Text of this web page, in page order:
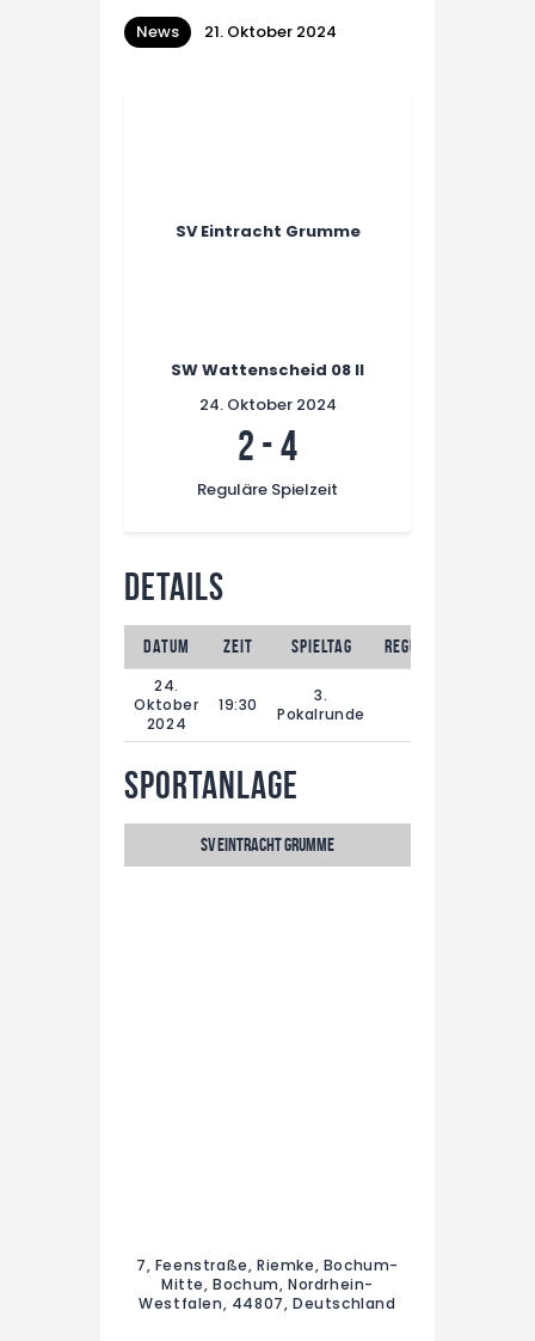
News 21. Oktober 2024
SV Eintracht Grumme
SW Wattenscheid 08 II
24. Oktober 2024
2 -4
Reguläre Spielzeit
Details
Datum Zeit Spieltag
Reguläre Spielzeit
24.
Oktober
2024
19:30
3.
Pokalrunde
Sportanlage
SV Eintracht Grumme
7, Feenstraße, Riemke, Bochum-
Mitte, Bochum, Nordrhein-
Westfalen, 44807, Deutschland